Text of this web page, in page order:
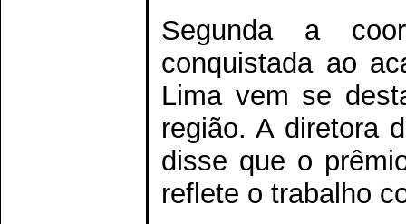
Segunda a
conquistada ao
Lima vem se
região. A diretora
disse que o
reflete o trabalho